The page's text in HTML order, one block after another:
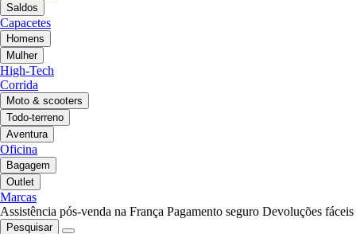
Saldos
Capacetes
Homens
Mulher
High-Tech
Corrida
Moto & scooters
Todo-terreno
Aventura
Oficina
Bagagem
Outlet
Marcas
Assistência pós-venda na França Pagamento seguro Devoluções fáceis
Pesquisar